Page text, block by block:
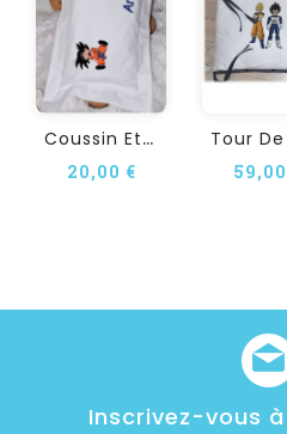
C
Oussin Et Taie D'oreiller...
20,00 €
Inscrivez-vous